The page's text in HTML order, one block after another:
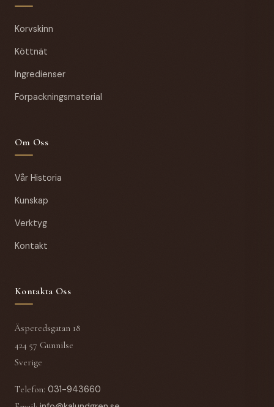
Korvskinn
Köttnät
Ingredienser
Förpackningsmaterial
Om Oss
Vår Historia
Kunskap
Verktyg
Kontakt
Kontakta Oss
Äsperedsgatan 18
424 57 Gunnilse
Sverige
Telefon: 031-943660